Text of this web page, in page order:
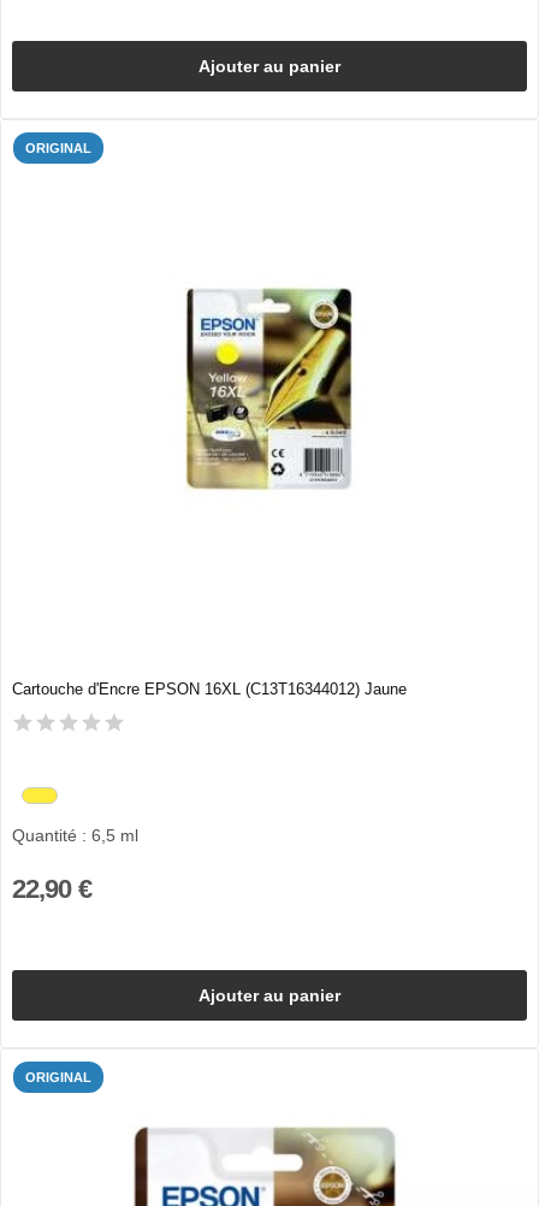
Ajouter au panier
ORIGINAL
Cartouche d'Encre EPSON 16XL (C13T16344012) Jaune
Quantité : 6,5 ml
22,90 €
Ajouter au panier
ORIGINAL